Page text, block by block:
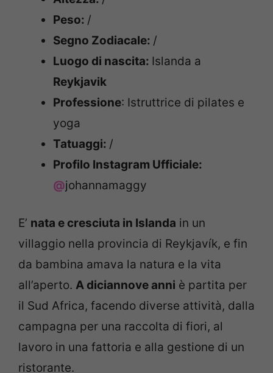
Peso: /
Segno Zodiacale: /
Luogo di nascita: Islanda a
Reykjavik
Professione: Istruttrice di pilates e
yoga
Tatuaggi: /
Profilo Instagram Ufficiale:
@johannamaggy
E’ nata e cresciuta in Islanda in un
villaggio nella provincia di Reykjavík, e fin
da bambina amava la natura e la vita
all’aperto. A diciannove anni è partita per
il Sud Africa, facendo diverse attività, dalla
campagna per una raccolta di fiori, al
lavoro in una fattoria e alla gestione di un
ristorante.